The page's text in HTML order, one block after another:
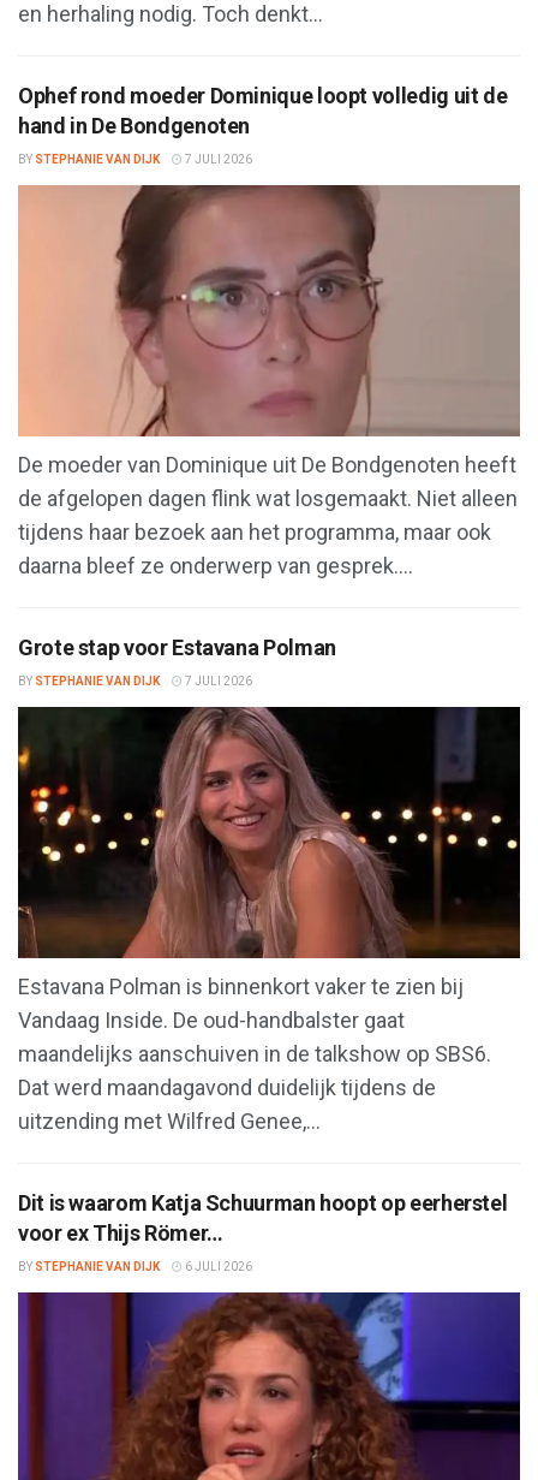
en herhaling nodig. Toch denkt...
Ophef rond moeder Dominique loopt volledig uit de
hand in De Bondgenoten
BY STEPHANIE VAN DIJK 7 JULI 2026
De moeder van Dominique uit De Bondgenoten heeft
de afgelopen dagen flink wat losgemaakt. Niet alleen
tijdens haar bezoek aan het programma, maar ook
daarna bleef ze onderwerp van gesprek....
Grote stap voor Estavana Polman
BY STEPHANIE VAN DIJK 7 JULI 2026
Estavana Polman is binnenkort vaker te zien bij
Vandaag Inside. De oud-handbalster gaat
maandelijks aanschuiven in de talkshow op SBS6.
Dat werd maandagavond duidelijk tijdens de
uitzending met Wilfred Genee,...
Dit is waarom Katja Schuurman hoopt op eerherstel
voor ex Thijs Römer…
BY STEPHANIE VAN DIJK 6 JULI 2026